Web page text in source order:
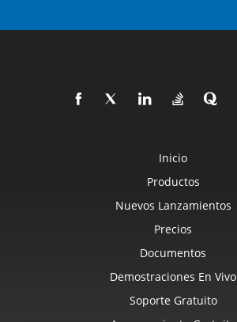
Inicio
Productos
Nuevos Lanzamientos
Precios
Documentos
Demostraciones En Vivo
Soporte Gratuito